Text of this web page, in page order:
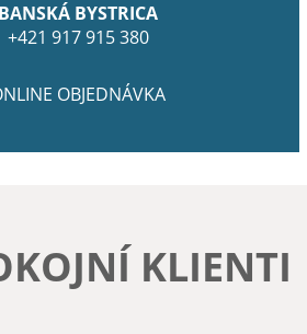
BANSKÁ BYSTRICA
+421 917 915 380
OBJEDNÁVKA
KLIENTI